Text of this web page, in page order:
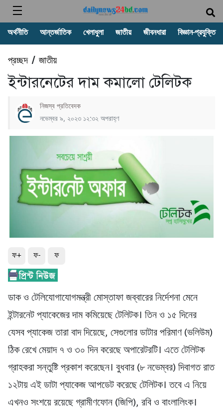
অর্থনীতি আন্তর্জাতিক খেলাধুলা জাতীয় জীবনধারা বিজ্ঞান-প্রযুক্তি
প্রচ্ছদ/ জাতীয়
ইন্টারনেটের দাম কমালো টেলিটক
নিজস্ব প্রতিবেদক
নভেম্বর ৯, ২০২৩ ১২:৩২ অপরাহ্ণ
ফ+ ফ- ফ
ডাক ও টেলিযোগাযোগমন্ত্রী মোস্তাফা জব্বারের নির্দেশনা মেনে
ইন্টারনেট প্যাকেজের দাম কমিয়েছে টেলিটক। তিন ও ১৫ দিনের
যেসব প্যাকেজ তারা বাদ দিয়েছে, সেগুলোর ডাটার পরিমাণ (ভলিউম)
ঠিক রেখে মেয়াদ ৭ ও ৩০ দিন করেছে অপারেটরটি। এতে টেলিটক
গ্রাহকরা সন্তুষ্টি প্রকাশ করেছেন। বুধবার (৮ নভেম্বর) দিবাগত রাত
১২টায় এই ডাটা প্যাকেজ আপডেট করেছে টেলিটক। তবে এ নিয়ে
এখনও সংশয়ে রয়েছে গ্রামীণফোন (জিপি), রবি ও বাংলালিংক।